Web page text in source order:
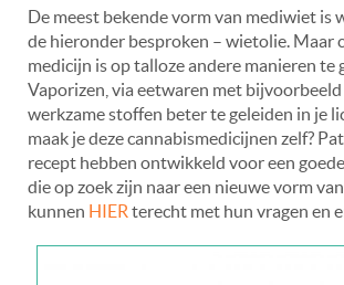
De meest bekende vorm van mediwiet is
de hieronder besproken – wietolie. Maar
medicijn is op talloze andere manieren te
Vaporizen, via eetwaren met
werkzame stoffen beter te geleiden in je
maak je deze cannabismedicijnen zelf?
recept hebben ontwikkeld voor een
die op zoek zijn naar een nieuwe vorm
kunnen HIER terecht met hun vragen en